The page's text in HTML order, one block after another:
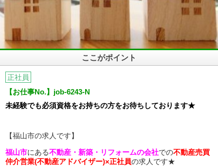
ここがポイント
正社員
【お仕事No.】job-6243-N
未経験でも必須資格をお持ちの方をお待ちしております★
【福山市の求人です】
福山市にある不動産・新築・リフォームの会社での不動産売買
仲介営業(不動産アドバイザー)×正社員の求人です★